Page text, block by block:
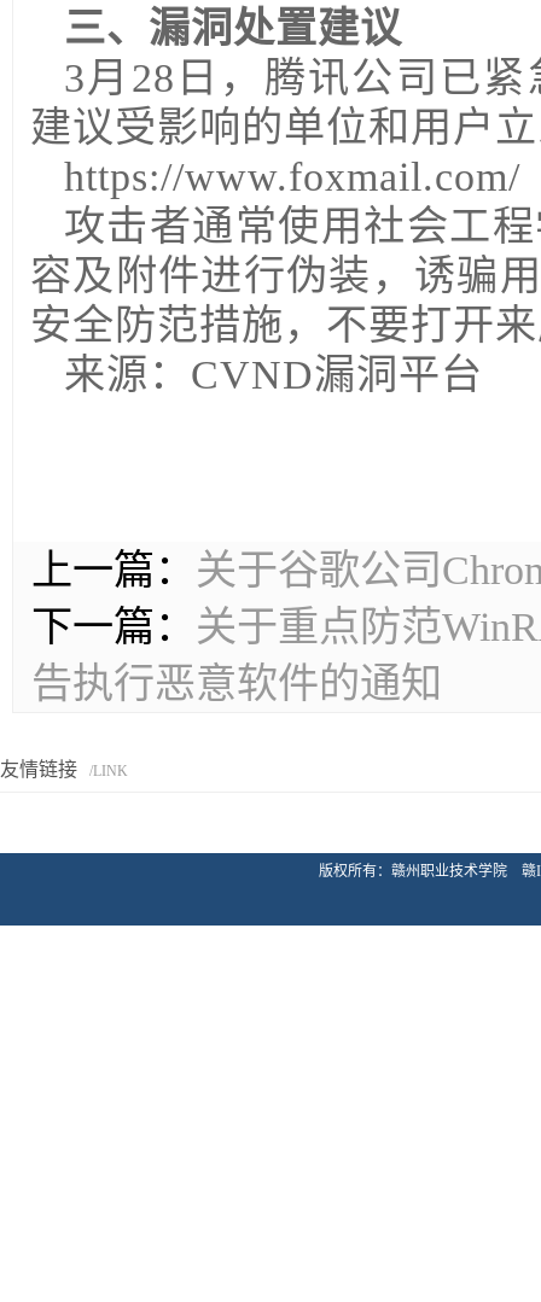
三、漏洞处置建议
3月28日，腾讯公司已
建议受影响的单位和用户
https://www.foxmail.com/
攻击者通常使用社会工
容及附件进行伪装，诱骗
安全防范措施，不要打开
来源：CVND漏洞平台
上一篇： 关于谷歌公司
下一篇： 关于重点防范
告执行恶意软件的通知
友情链接 /LINK
版权所有：赣州职业技术学院 赣